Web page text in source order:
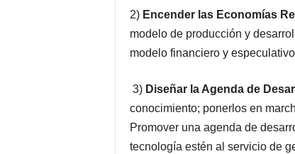
2) Encender las Economías
modelo de producción y
modelo financiero y
3) Diseñar la Agenda de
conocimiento; ponerlos en
Promover una agenda de
tecnología estén al servicio de